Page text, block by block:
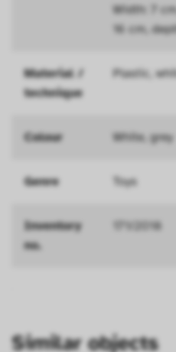
Verhalten anonym gesammelt
ausgewertet werden.
Width: 7
16 cm,
Material /
technique
Plastic,
Colour White, grey
Genre Toys
Inventory
no.
171/2018
Similar objects